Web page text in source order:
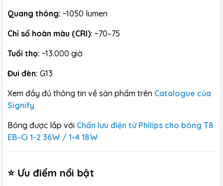
Quang thông: ~1050 lumen
Chỉ số hoàn màu (CRI): ~70–75
Tuổi thọ: ~13.000 giờ
Đui đèn: G13
Xem đầy đủ thông tin về sản phẩm trên Catalogue của
Signify
Bóng được lắp với Chấn lưu điện tử Philips cho bóng T8
EB-Ci 1-2 36W / 1-4 18W
⭐ Ưu điểm nổi bật